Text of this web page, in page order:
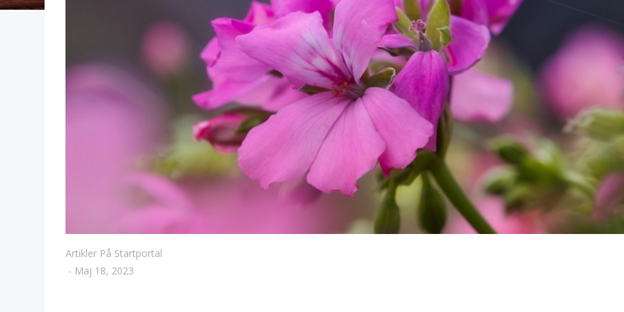
Artikler På Startportal
- Maj 18, 2023